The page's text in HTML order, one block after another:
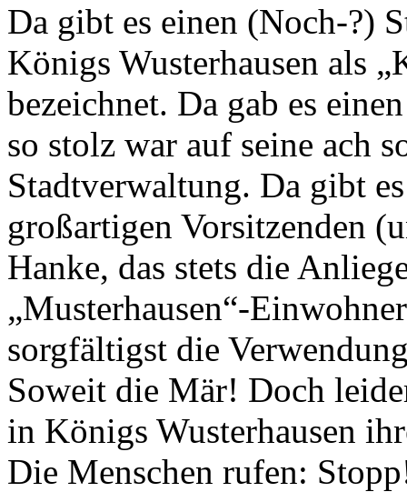
Da gibt es einen (Noch-?)
Königs Wusterhausen als
bezeichnet. Da gab es
so stolz war auf seine ach
Stadtverwaltung. Da gibt
großartigen Vorsitzenden
Hanke, das stets die
„Musterhausen“-
sorgfältigst die
Soweit die Mär! Doch
in Königs Wusterhausen
Die Menschen rufen: